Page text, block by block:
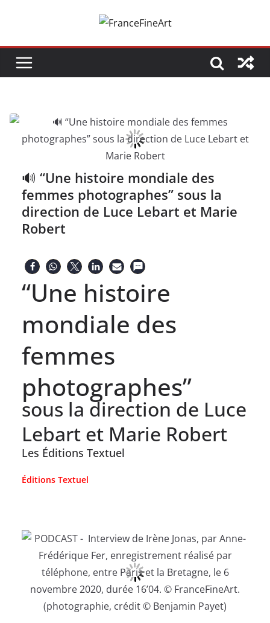
🔊 “Une histoire mondiale des
femmes photographes” sous la
direction de Luce Lebart et Marie
Robert
“Une histoire
mondiale des
femmes
photographes”
sous la direction de Luce
Lebart et Marie Robert
Les Éditions Textuel
Éditions Textuel